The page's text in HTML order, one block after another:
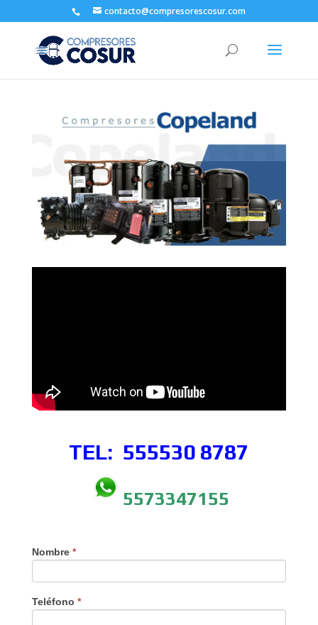
contacto@compresorescosur.com
TEL: 555530 8787
5573347155
Nombre *
Teléfono *